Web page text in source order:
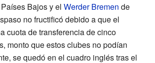
Bajos y el Werder Bremen de
no fructificó debido a que el
cuota de transferencia de cinco
monto que estos clubes no podían
se quedó en el cuadro inglés tras el